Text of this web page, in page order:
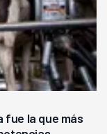
fue la que más